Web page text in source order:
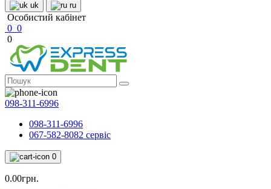
uk
ru
Особистий кабінет
0 0
0
098-311-6996
098-311-6996
067-582-8082 сервіс
0
0.00грн.